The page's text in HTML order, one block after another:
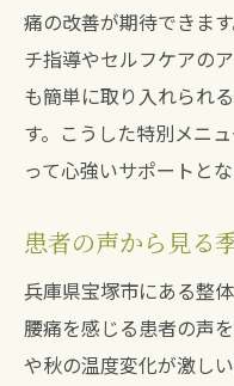
痛の改善が期待できま
チ指導やセルフケアの
も簡単に取り入れられ
す。こうした特別メニ
って心強いサポートとな
患者の声から見る
兵庫県宝塚市にある整
腰痛を感じる患者の声
や秋の温度変化が激し